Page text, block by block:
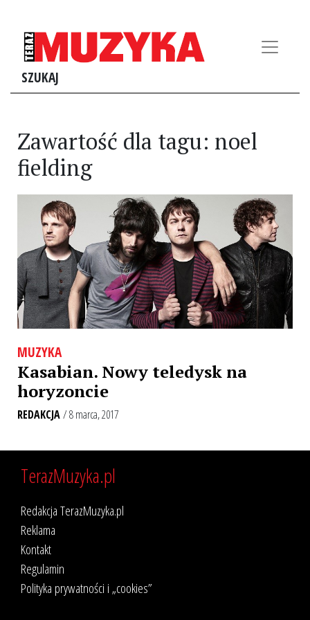
SZUKAJ
Zawartość dla tagu: noel
fielding
MUZYKA
Kasabian. Nowy teledysk na
horyzoncie
REDAKCJA/ 8 marca, 2017
TerazMuzyka.pl
Redakcja TerazMuzyka.pl
Reklama
Kontakt
Regulamin
Polityka prywatności i „cookies”